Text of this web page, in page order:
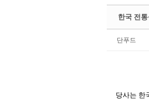
한국 전
단푸드
당사는 한